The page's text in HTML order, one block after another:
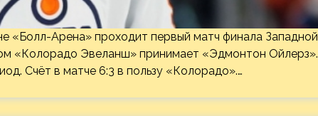
«Болл-Арена» проходит первый матч финала Западной
«Колорадо Эвеланш» принимает «Эдмонтон Ойлерз».
Счёт в матче 6:3 в пользу «Колорадо».…